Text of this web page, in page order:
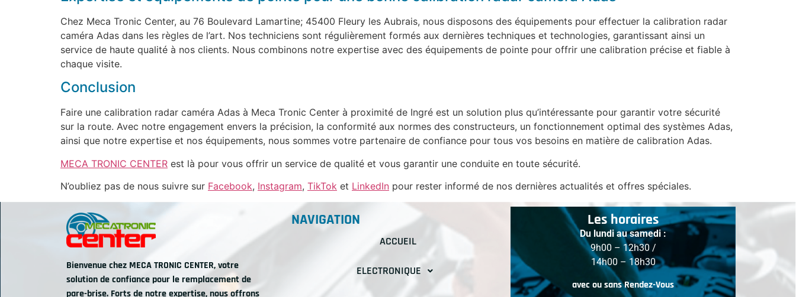
Chez Meca Tronic Center, au 76 Boulevard Lamartine; 45400 Fleury les Aubrais, nous disposons des équipements pour effectuer la calibration radar
caméra Adas dans les règles de l’art. Nos techniciens sont régulièrement formés aux dernières techniques et technologies, garantissant ainsi un
service de haute qualité à nos clients. Nous combinons notre expertise avec des équipements de pointe pour offrir une calibration précise et fiable à
chaque visite.
Conclusion
Faire une calibration radar caméra Adas à Meca Tronic Center à proximité de Ingré est un solution plus qu’intéressante pour garantir votre sécurité
sur la route. Avec notre engagement envers la précision, la conformité aux normes des constructeurs, un fonctionnement optimal des systèmes Adas,
ainsi que notre expertise et nos équipements, nous sommes votre partenaire de confiance pour tous vos besoins en matière de calibration Adas.
MECA TRONIC CENTER est là pour vous offrir un service de qualité et vous garantir une conduite en toute sécurité.
N’oubliez pas de nous suivre sur Facebook, Instagram, TikTok et LinkedIn pour rester informé de nos dernières actualités et offres spéciales.
Bienvenue chez MECA TRONIC CENTER, votre
solution de confiance pour le remplacement de
pare-brise. Forts de notre expertise, nous offrons
NAVIGATION
ACCUEIL
ELECTRONIQUE
Les horaires
Du lundi au samedi :
9h00 – 12h30 /
14h00 – 18h30
avec ou sans Rendez-Vous